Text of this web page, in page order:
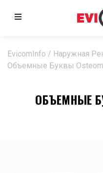
EvicomInfo / Наружная
Объемные Буквы
ОБЪЕМНЫЕ